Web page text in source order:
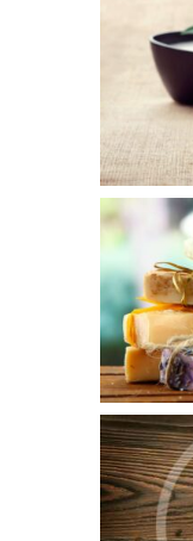
الطرق
الشوفان
الهامة
الناس على أن
أهم خطوة
مظهر طبيعي